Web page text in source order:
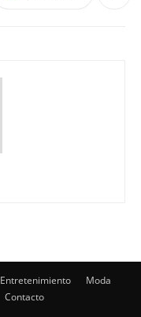
Entretenimiento
Moda
Contacto